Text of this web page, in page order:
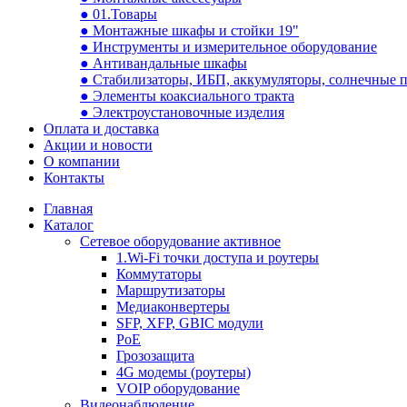
● 01.Товары
● Монтажные шкафы и стойки 19"
● Инструменты и измерительное оборудование
● Антивандальные шкафы
● Стабилизаторы, ИБП, аккумуляторы, солнечные
● Элементы коаксиального тракта
● Электроустановочные изделия
Оплата и доставка
Акции и новости
О компании
Контакты
Главная
Каталог
Сетевое оборудование активное
1.Wi-Fi точки доступа и роутеры
Коммутаторы
Маршрутизаторы
Медиаконвертеры
SFP, XFP, GBIC модули
PoE
Грозозащита
4G модемы (роутеры)
VOIP оборудование